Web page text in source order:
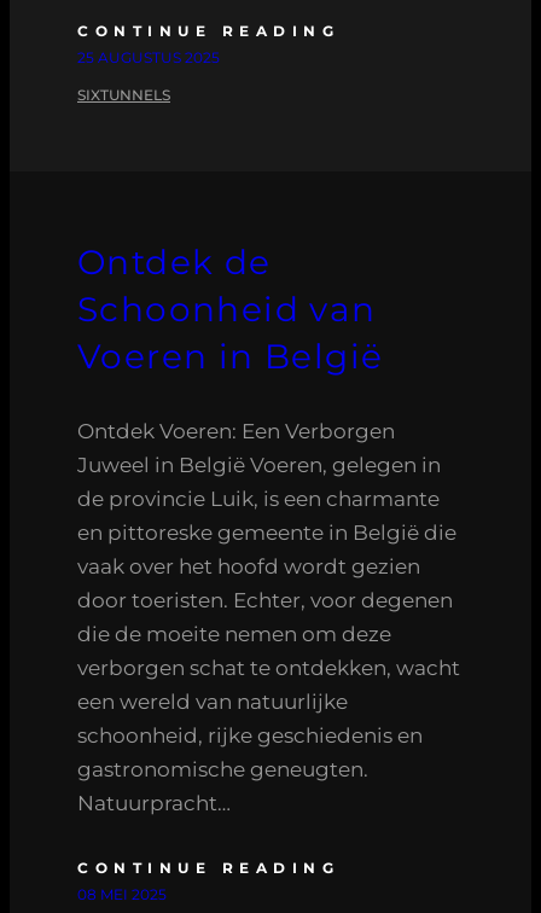
CONTINUE READING
25 AUGUSTUS 2025
SIXTUNNELS
Ontdek de
Schoonheid van
Voeren in België
Ontdek Voeren: Een Verborgen
Juweel in België Voeren, gelegen in
de provincie Luik, is een charmante
en pittoreske gemeente in België die
vaak over het hoofd wordt gezien
door toeristen. Echter, voor degenen
die de moeite nemen om deze
verborgen schat te ontdekken, wacht
een wereld van natuurlijke
schoonheid, rijke geschiedenis en
gastronomische geneugten.
Natuurpracht…
CONTINUE READING
08 MEI 2025